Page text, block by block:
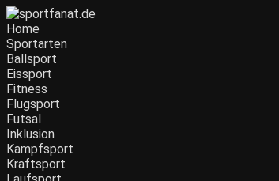
Home
Sportarten
Ballsport
Eissport
Fitness
Flugsport
Futsal
Inklusion
Kampfsport
Kraftsport